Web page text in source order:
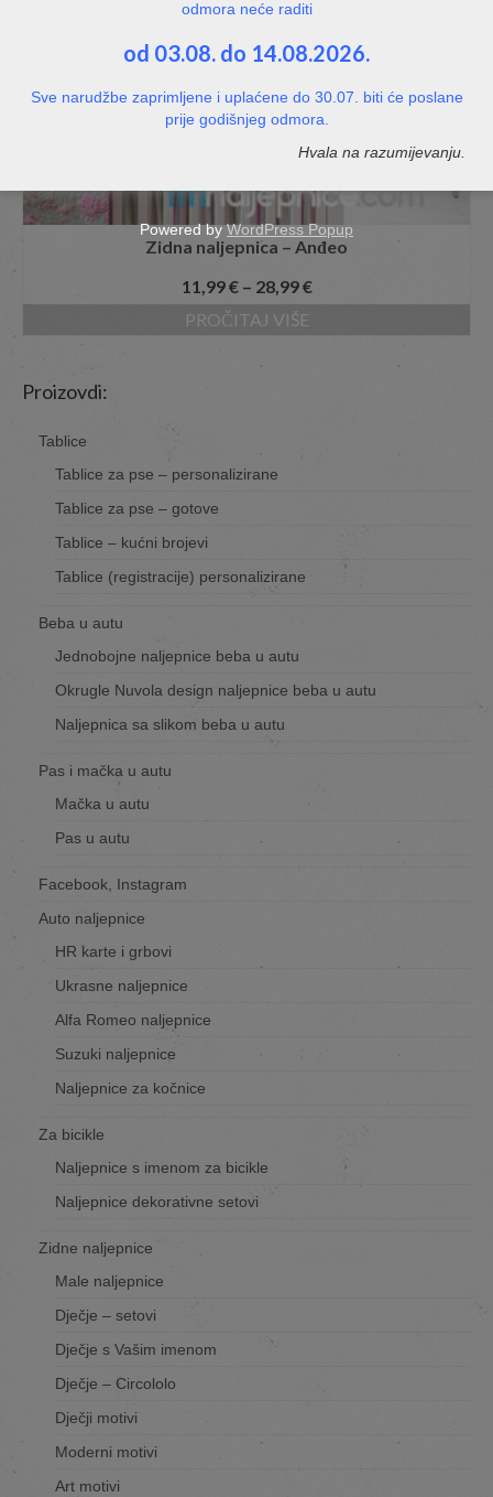
Zidna naljepnica – Anđeo
11,99€– 28,99€
PROČITAJ VIŠE
Proizovdi:
Tablice
Tablice za pse – personalizirane
Tablice za pse – gotove
Tablice – kućni brojevi
Tablice (registracije) personalizirane
Beba u autu
Jednobojne naljepnice beba u autu
Okrugle Nuvola design naljepnice beba u autu
Naljepnica sa slikom beba u autu
Pas i mačka u autu
Mačka u autu
Pas u autu
Facebook, Instagram
Auto naljepnice
HR karte i grbovi
Ukrasne naljepnice
Alfa Romeo naljepnice
Suzuki naljepnice
Naljepnice za kočnice
Za bicikle
Naljepnice s imenom za bicikle
Naljepnice dekorativne setovi
Zidne naljepnice
Male naljepnice
Dječje – setovi
Dječje s Vašim imenom
Dječje – Circololo
Dječji motivi
Moderni motivi
Art motivi
odmora neće raditi
od 03.08. do 14.08.2026.
Sve narudžbe zaprimljene i uplaćene do 30.07. biti će poslane
prije godišnjeg odmora.
Hvala na razumijevanju.
Powered byWordPress Popup